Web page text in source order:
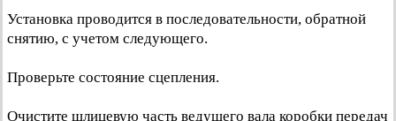
Установка проводится в последовательности, обратной
снятию, с учетом следующего.
Проверьте состояние сцепления.
Очистите шлицевую часть ведущего вала коробки передач